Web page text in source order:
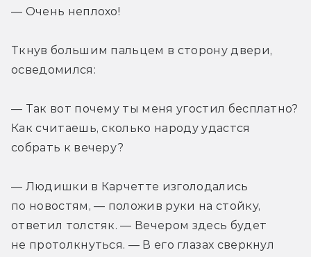
— Очень неплохо!
Ткнув большим пальцем в сторону двери,
осведомился:
— Так вот почему ты меня угостил бесплатно?
Как считаешь, сколько народу удастся
собрать к вечеру?
— Людишки в Карчетте изголодались
по новостям, — положив руки на стойку,
ответил толстяк. — Вечером здесь будет
не протолкнуться. — В его глазах сверкнул